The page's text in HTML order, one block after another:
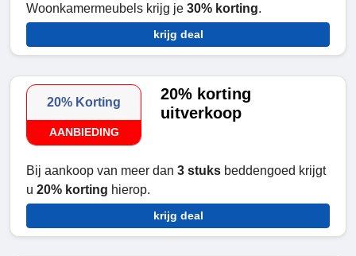
Woonkamermeubels krijg je 30% korting.
krijg deal
20% Korting
AANBIEDING
20% korting
uitverkoop
Bij aankoop van meer dan 3 stuks beddengoed krijgt
u 20% korting hierop.
krijg deal